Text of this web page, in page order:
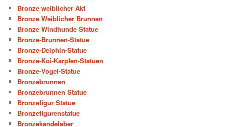
Bronze weiblicher Akt
Bronze Weiblicher Brunnen
Bronze Windhunde Statue
Bronze-Brunnen-Statue
Bronze-Delphin-Statue
Bronze-Koi-Karpfen-Statuen
Bronze-Vogel-Statue
Bronzebrunnen
Bronzebrunnen Statue
Bronzefigur Statue
Bronzefigurenstatue
Bronzekandelaber